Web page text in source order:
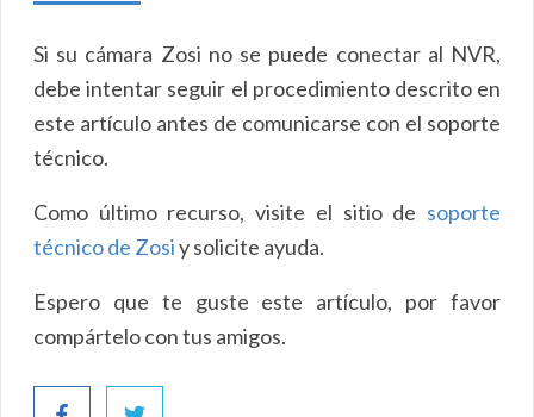
Si su cámara Zosi no se puede conectar al NVR,
debe intentar seguir el procedimiento descrito en
este artículo antes de comunicarse con el soporte
técnico.
Como último recurso, visite el sitio de soporte
técnico de Zosiy solicite ayuda.
Espero que te guste este artículo, por favor
compártelo con tus amigos.